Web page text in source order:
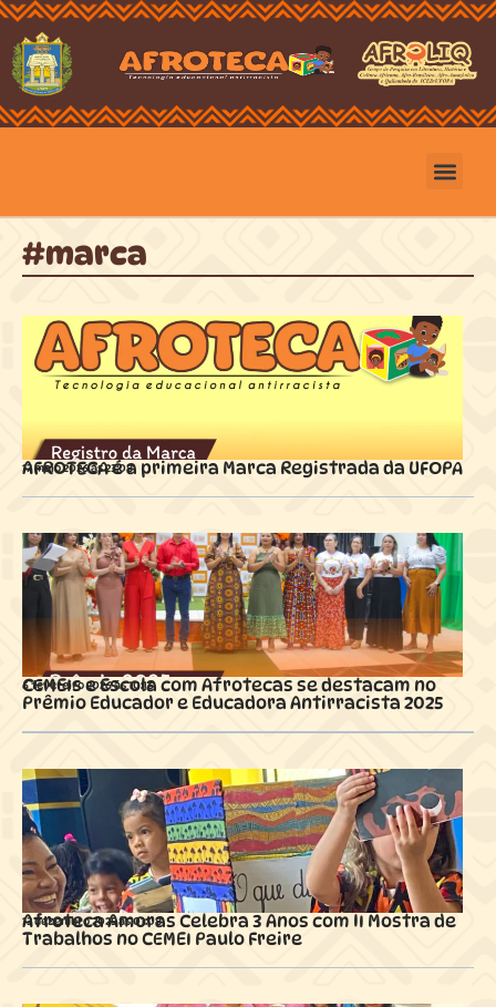
#marca
17 maio 2026 ás23:08
AFROTECA é a primeira Marca Registrada da UFOPA
6 fevereiro 2026 ás10:16
CEMEIs e Escola com Afrotecas se destacam no
Prêmio Educador e Educadora Antirracista 2025
13 dezembro 2025 ás01:08
Afroteca Amoras Celebra 3 Anos com II Mostra de
Trabalhos no CEMEI Paulo Freire